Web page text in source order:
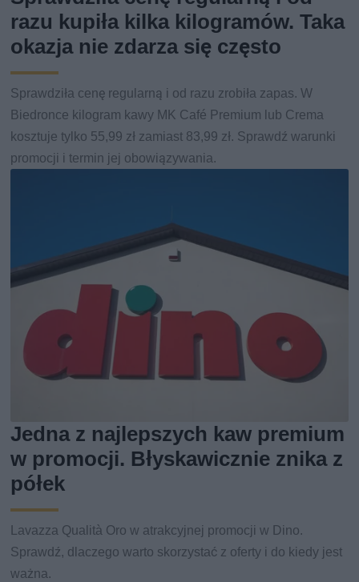
razu kupiła kilka kilogramów. Taka
okazja nie zdarza się często
Sprawdziła cenę regularną i od razu zrobiła zapas. W
Biedronce kilogram kawy MK Café Premium lub Crema
kosztuje tylko 55,99 zł zamiast 83,99 zł. Sprawdź warunki
promocji i termin jej obowiązywania.
Jedna z najlepszych kaw premium
w promocji. Błyskawicznie znika z
półek
Lavazza Qualità Oro w atrakcyjnej promocji w Dino.
Sprawdź, dlaczego warto skorzystać z oferty i do kiedy jest
ważna.